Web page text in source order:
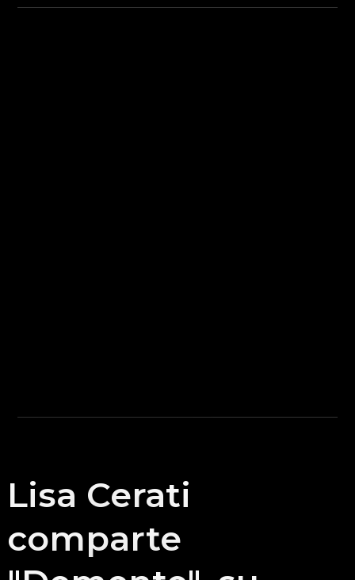
Lisa Cerati
comparte